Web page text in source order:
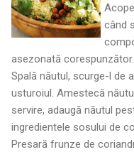
când
asezonată corespunzător.
Spală năutul, scurge-l de
usturoiul. Amestecă
servire, adaugă năutul
ingredientele sosului de
Presară frunze de